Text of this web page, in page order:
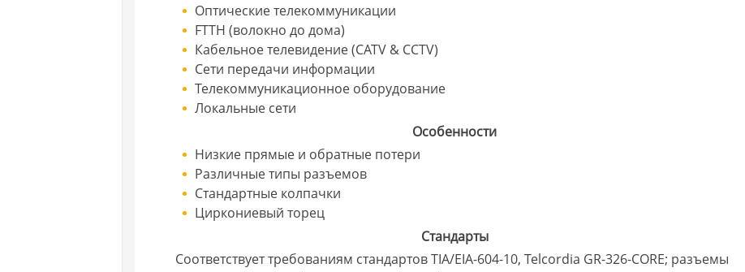
Оптические телекоммуникации
FTTH (волокно до дома)
Кабельное телевидение (CATV & CCTV)
Сети передачи информации
Телекоммуникационное оборудование
Локальные сети
Особенности
Низкие прямые и обратные потери
Различные типы разъемов
Стандартные колпачки
Циркониевый торец
Стандарты
Соответствует требованиям стандартов TIA/EIA-604-10, Telcordia GR-326-CORE; разъемы